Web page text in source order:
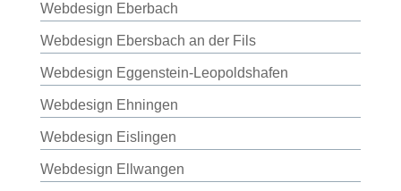
Webdesign Eberbach
Webdesign Ebersbach an der Fils
Webdesign Eggenstein-Leopoldshafen
Webdesign Ehningen
Webdesign Eislingen
Webdesign Ellwangen